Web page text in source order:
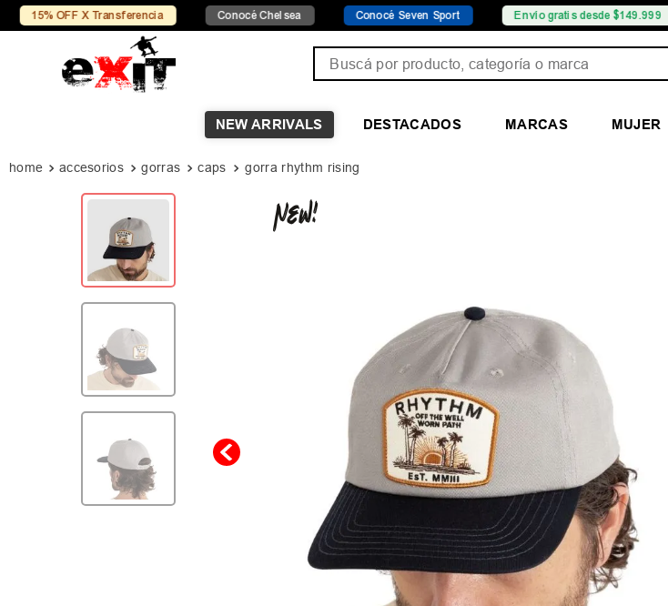
X Transferencia Conocé Chelsea Conocé Seven Sport Envío gratis desde $149.999
NEW ARRIVALS DESTACADOS MARCAS MUJER
accesorios gorras caps gorra rhythm rising